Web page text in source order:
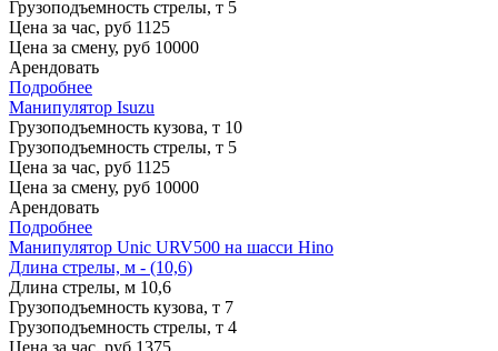
Грузоподъемность стрелы, т 5
Цена за час, руб 1125
Цена за смену, руб 10000
Арендовать
Подробнее
Манипулятор Isuzu
Грузоподъемность кузова, т 10
Грузоподъемность стрелы, т 5
Цена за час, руб 1125
Цена за смену, руб 10000
Арендовать
Подробнее
Манипулятор Unic URV500 на шасси Hino
Длина стрелы, м - (10,6)
Длина стрелы, м 10,6
Грузоподъемность кузова, т 7
Грузоподъемность стрелы, т 4
Цена за час, руб 1375